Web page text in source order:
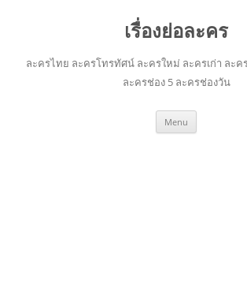
เรื่องย่อละคร
ละครไทย ละครโทรทัศน์ ละครใหม่ ละครเก่า ละค
ละครช่อง 5 ละครช่องวัน
Menu